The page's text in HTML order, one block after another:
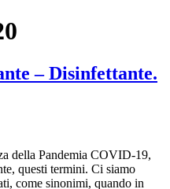
– Disinfettante.
della Pandemia COVID-19,
questi termini. Ci siamo
come sinonimi, quando in